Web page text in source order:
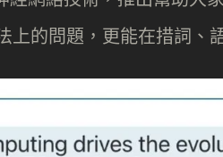
上的問題，更能在措詞、